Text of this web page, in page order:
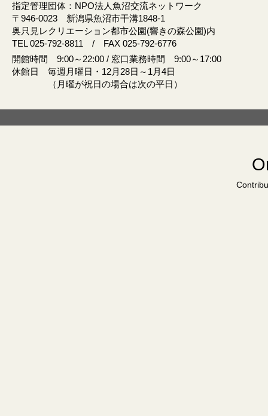
指定管理団体：NPO法人魚沼交流ネットワーク
〒946‐0023 新潟県魚沼市干溝1848‐1
奥只見レクリエーション都市公園(響きの森公園)内
TEL 025-792-8811 / FAX 025-792-6776
開館時間 9:00～22:00 / 窓口業務時間 9:00～17:00
休館日 毎週月曜日・12月28日～1月4日
（月曜が祝日の場合は次の平日）